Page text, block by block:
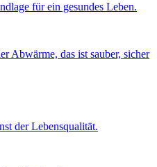
für ein gesundes Leben.
Abwärme, das ist sauber, sicher
der Lebensqualität.